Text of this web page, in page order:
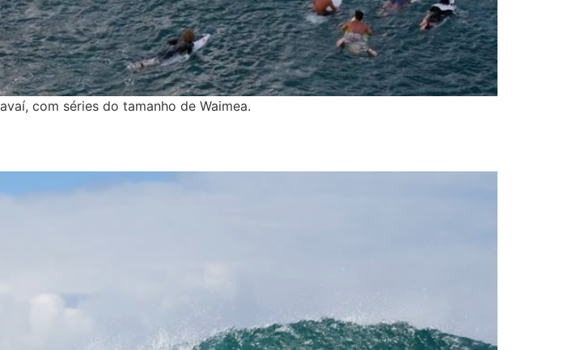
com séries do tamanho de Waimea.